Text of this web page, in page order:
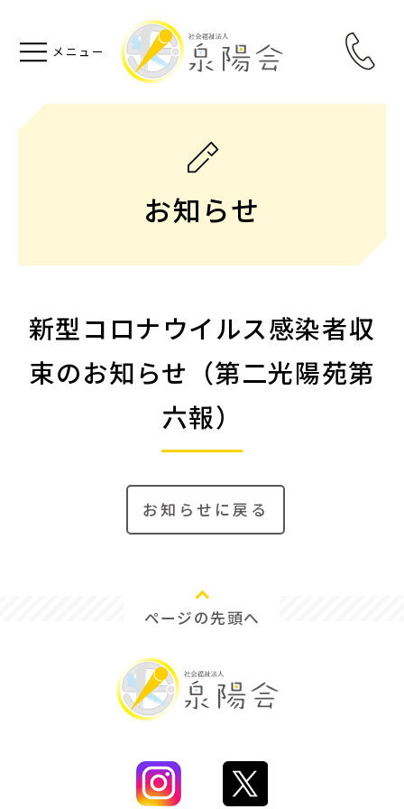
お知らせ
新型コロナウイルス感染者収
束のお知らせ（第二光陽苑第
六報）
お知らせに戻る
ページの先頭へ